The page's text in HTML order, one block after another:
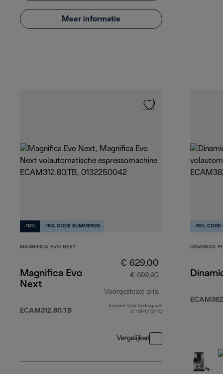
Meer informatie
-10% -15% CODE SUMMER26
MAGNIFICA EVO NEXT
Magnifica Evo
Next
ECAM312.80.TB
€ 629,00
€ 699,90
Voorgestelde prijs
originele prijs €
Inclusief btw-bedrag van
€ 109,17 (21%)
Vergelijken
-15% CODE
DINAMICA